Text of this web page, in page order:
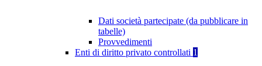
Dati società partecipate (da pubblicare in
tabelle)
Provvedimenti
Enti di diritto privato controllati 1